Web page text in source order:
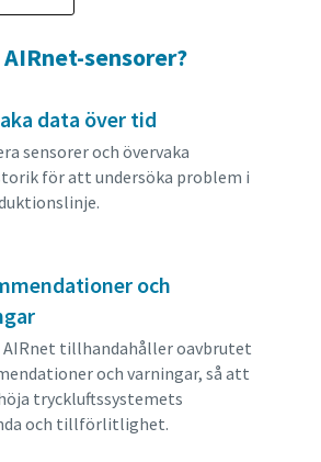
sensorer?
data över tid
sensorer och övervaka
för att undersöka problem i
och
AIRnet tillhandahåller oavbrutet
och varningar, så att
tryckluftssystemets
och tillförlitlighet.